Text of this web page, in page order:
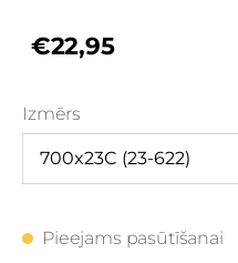
€22,95
Izmērs
Pieejams pasūtīšanai